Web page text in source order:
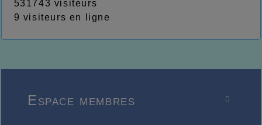
531743 visiteurs
9 visiteurs en ligne

Espace membres